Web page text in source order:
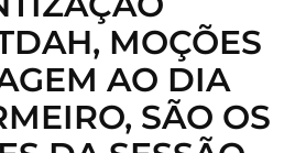
MOÇÕES
AO DIA
SÃO OS